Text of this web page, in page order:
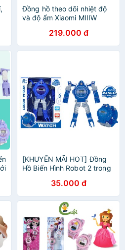
Đồng hồ theo dõi nhiệt độ
và độ ẩm Xiaomi MIIIW
inch, Tuổi thọ pin dài lâu
219.000 đ
[KHUYẾN MÃI HOT] Đồng
Hồ Biến Hình Robot 2 trong
tặng gói đậu Hà Lan
35.000 đ